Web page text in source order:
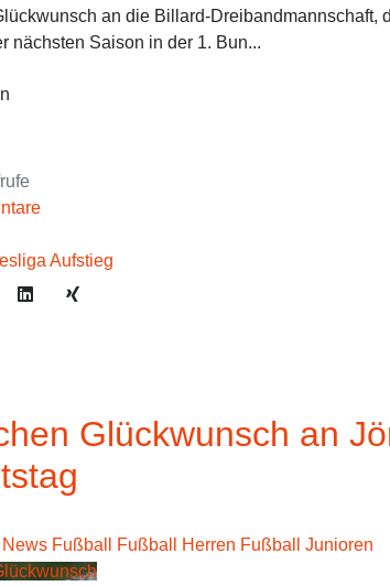
an die Billard-Dreibandmannschaft,
nächsten Saison in der 1. Bun...
Aufstieg
Glückwunsch an
Fußball Fußball Herren Fußball Junioren